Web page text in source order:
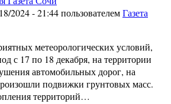
2024 - 21:44 пользователемГазета
метеорологических условий,
с 17 по 18 декабря, на территории
автомобильных дорог, на
подвижки грунтовых масс.
территорий…